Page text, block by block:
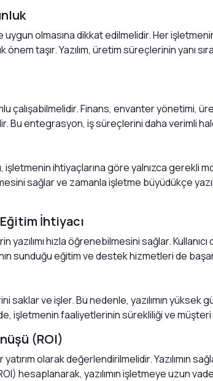
uygun olmasına dikkat edilmelidir. Her
önem taşır. Yazılım, üretim süreçlerinin yanı
çalışabilmelidir. Finans, envanter yönetimi,
entegrasyon, iş süreçlerini daha verimli
işletmenin ihtiyaçlarına göre yalnızca gerekli
sağlar ve zamanla işletme büyüdükçe
İhtiyacı
yazılımı hızla öğrenebilmesini sağlar.
sunduğu eğitim ve destek hizmetleri de
saklar ve işler. Bu nedenle, yazılımın
işletmenin faaliyetlerinin sürekliliği ve müşteri
(ROI)
yatırım olarak değerlendirilmelidir. Yazılımın
hesaplanarak, yazılımın işletmeye uzun